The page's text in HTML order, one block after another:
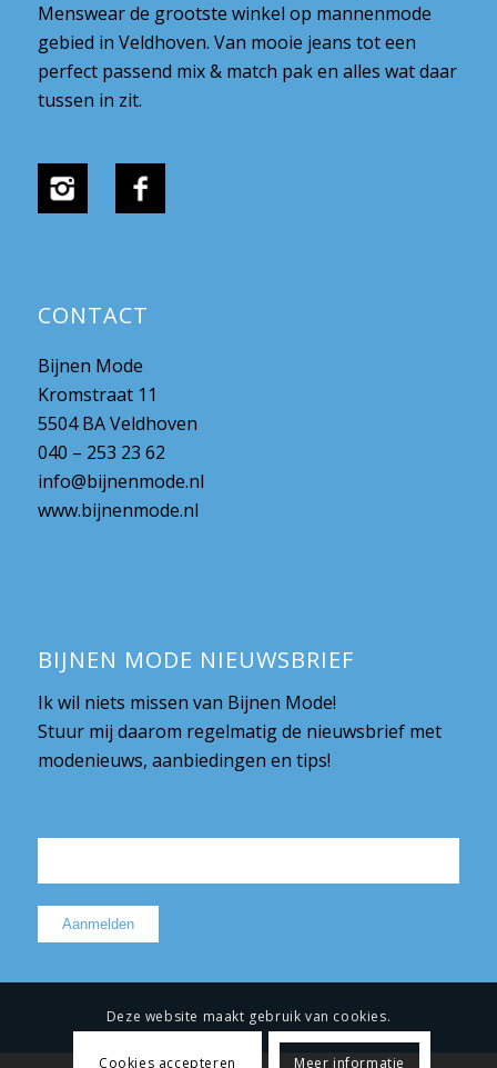
Menswear de grootste winkel op mannenmode
gebied in Veldhoven. Van mooie jeans tot een
perfect passend mix & match pak en alles wat daar
tussen in zit.
CONTACT
Bijnen Mode
Kromstraat 11
5504 BA Veldhoven
040 – 253 23 62
info@bijnenmode.nl
www.bijnenmode.nl
BIJNEN MODE NIEUWSBRIEF
Ik wil niets missen van Bijnen Mode!
Stuur mij daarom regelmatig de nieuwsbrief met
modenieuws, aanbiedingen en tips!
Deze website maakt gebruik van cookies.
Cookies accepteren Meer informatie